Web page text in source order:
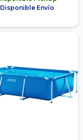
Disponible Envío